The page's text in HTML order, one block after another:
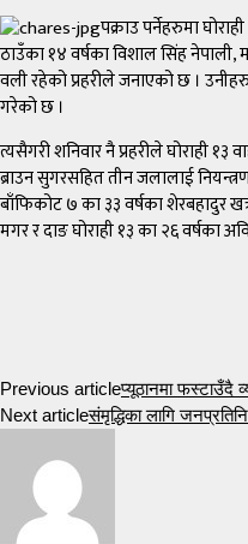
पक्राउ पर्नेहरुमा
ठाउँका १४ वर्षका विशाल सिंह
वली रहेको प्रहरीले जनाएको छ ।
गरेको छ ।
त्यसैगरी शनिवार नै प्रहरीले घोराही १३
ब्राउन सुगरसहित तीन जलालाई
बाँफिकोट ७ का ३३ वर्षका शेरबहादुर
मगर र दाङ घोराही १३ का २६ वर्षका
Previous articleप्यूठानमा फस्टाउँदै
Next articleसंमृद्धिका लागि